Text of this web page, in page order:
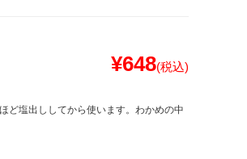
¥648(税込)
ど塩出ししてから使います。わかめの中